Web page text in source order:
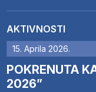
AKTIVNOSTI
15. Aprila 2026.
POKRENUTA
2026”